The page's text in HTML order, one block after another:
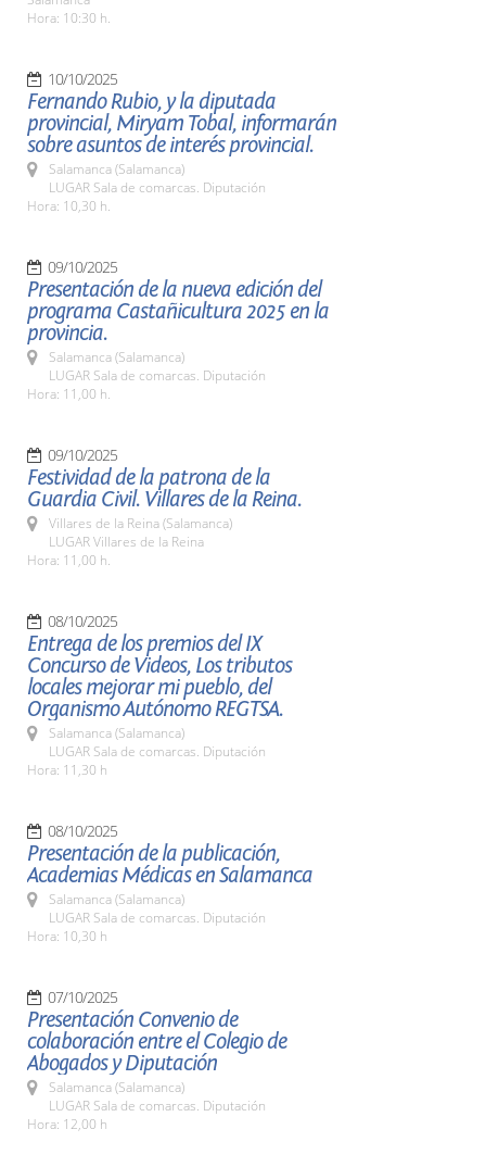
Hora: 10:30 h.
10/10/2025
Fernando Rubio, y la diputada
provincial, Miryam Tobal, informarán
sobre asuntos de interés provincial.
Salamanca (Salamanca)
LUGAR Sala de comarcas. Diputación
Hora: 10,30 h.
09/10/2025
Presentación de la nueva edición del
programa Castañicultura 2025 en la
provincia.
Salamanca (Salamanca)
LUGAR Sala de comarcas. Diputación
Hora: 11,00 h.
09/10/2025
Festividad de la patrona de la
Guardia Civil. Villares de la Reina.
Villares de la Reina (Salamanca)
LUGAR Villares de la Reina
Hora: 11,00 h.
08/10/2025
Entrega de los premios del IX
Concurso de Videos, Los tributos
locales mejorar mi pueblo, del
Organismo Autónomo REGTSA.
Salamanca (Salamanca)
LUGAR Sala de comarcas. Diputación
Hora: 11,30 h
08/10/2025
Presentación de la publicación,
Academias Médicas en Salamanca
Salamanca (Salamanca)
LUGAR Sala de comarcas. Diputación
Hora: 10,30 h
07/10/2025
Presentación Convenio de
colaboración entre el Colegio de
Abogados y Diputación
Salamanca (Salamanca)
LUGAR Sala de comarcas. Diputación
Hora: 12,00 h